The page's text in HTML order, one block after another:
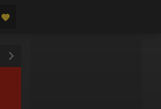
favorite
keyboard_arrow_right